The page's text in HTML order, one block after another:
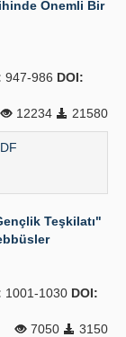
Önemli Bir
947-986 DOI:
12234
21580
Teşkilatı"
1001-1030 DOI:
7050
3150